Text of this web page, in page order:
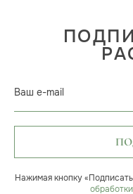
Ваш e-mail
Нажимая кнопку